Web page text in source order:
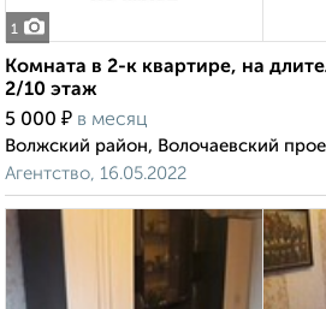
1
Комната в 2-к квартире, на
2/10 этаж
5 000 ₽ в месяц
Волжский район, Волочаевский
Агентство, 16.05.2022